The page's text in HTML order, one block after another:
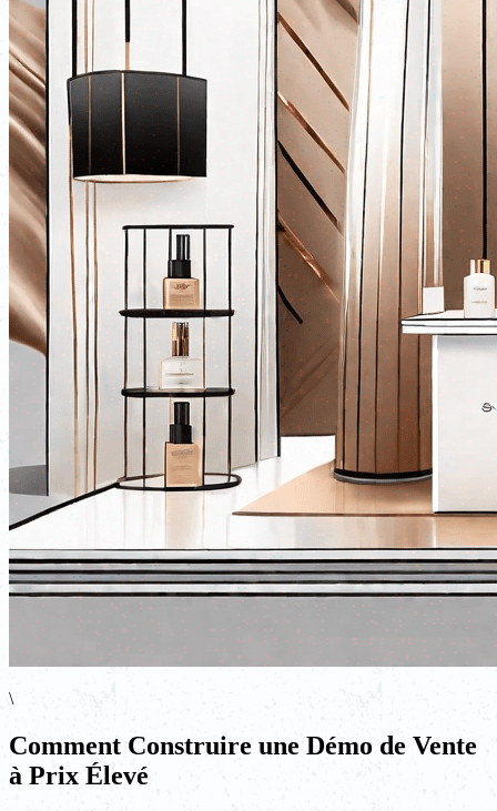
\
Comment Construire une Démo de Vente
à Prix Élevé